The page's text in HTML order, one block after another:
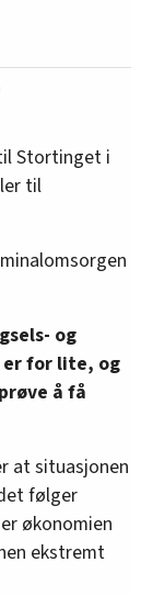
Stortinget i
til
og
er for lite, og
å få
at situasjonen
følger
økonomien
ekstremt